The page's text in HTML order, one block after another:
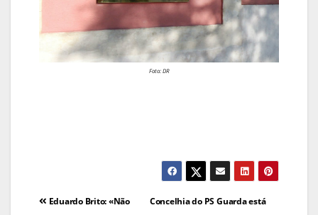
Foto: DR
Navegação
Concelhia do PS Guarda está
Eduardo Brito: «Não